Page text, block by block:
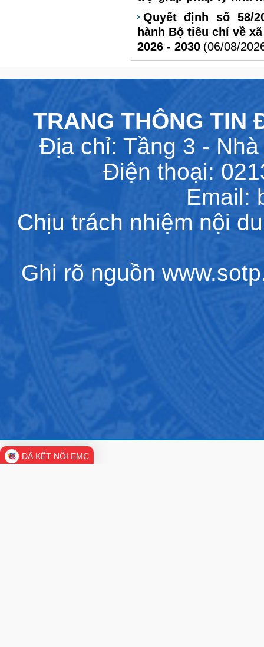
Quyết định số 58/
hành Bộ tiêu chí về
2026 - 2030 (06/08/
TRANG THÔNG TIN
Địa chỉ: Tầng 3 -
Điện thoại:
Email:
Chịu trách nhiệm nội
Ghi rõ nguồn
ĐÃ KẾT NỐI EMC